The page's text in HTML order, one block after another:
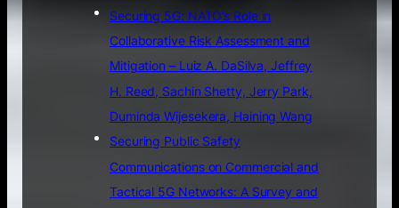
Securing 5G: NATO’s Role in
Collaborative Risk Assessment and
Mitigation – Luiz A. DaSilva, Jeffrey
H. Reed, Sachin Shetty, Jerry Park,
Duminda Wijesekera, Haining Wang
Securing Public Safety
Communications on Commercial and
Tactical 5G Networks: A Survey and